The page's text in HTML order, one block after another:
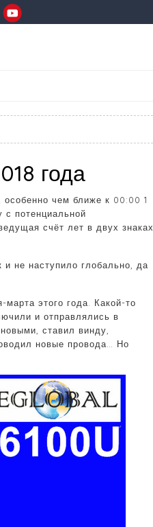
года
чем ближе к 00:00 1
с потенциальной
счёт лет в двух знаках,
не наступило глобально, да
этого года. Какой-то
и отправлялись в
ставил винду,
новые провода… Но